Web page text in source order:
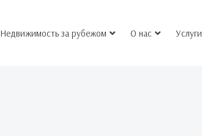
Недвижимость за рубежом О нас Услуги